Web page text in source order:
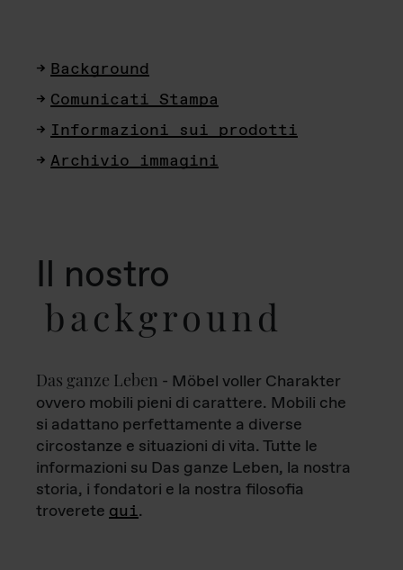
Background
Comunicati Stampa
Informazioni sui prodotti
Archivio immagini
Il nostro
background
Das ganze Leben - Möbel voller Charakter
ovvero mobili pieni di carattere. Mobili che
si adattano perfettamente a diverse
circostanze e situazioni di vita. Tutte le
informazioni su Das ganze Leben, la nostra
storia, i fondatori e la nostra filosofia
troverete qui.